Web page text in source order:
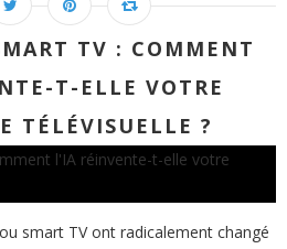
TV : COMMENT
T-ELLE VOTRE
TÉLÉVISUELLE ?
smart TV ont radicalement changé